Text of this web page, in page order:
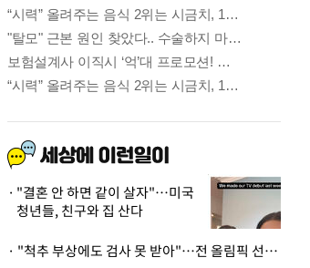
"결혼 안 하면 같이 살자"…미국
청년들, 친구와 집 산다
· "척추 부상에도 검사 못 받아"…전 올림픽 선수, 美봅슬레이협회 상대 소송